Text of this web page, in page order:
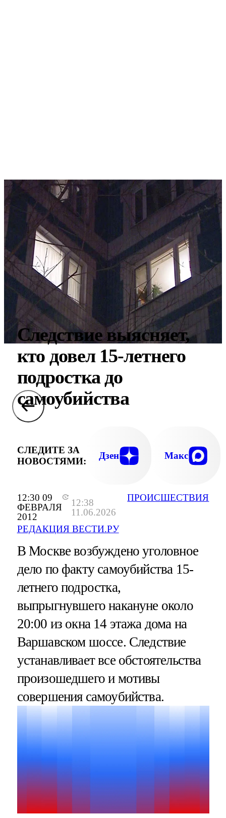
12:30 09
ФЕВРАЛЯ
2012
12:38
11.06.2026
РЕДАКЦИЯ ВЕСТИ.РУ
ПРОИСШЕСТВИЯ
Следствие выясняет,
кто довел 15-летнего
подростка до
самоубийства
СЛЕДИТЕ ЗА
НОВОСТЯМИ:
Дзен Макс
В Москве возбуждено уголовное
дело по факту самоубийства 15-
летнего подростка,
выпрыгнувшего накануне около
20:00 из окна 14 этажа дома на
Варшавском шоссе. Следствие
устанавливает все обстоятельства
произошедшего и мотивы
совершения самоубийства.